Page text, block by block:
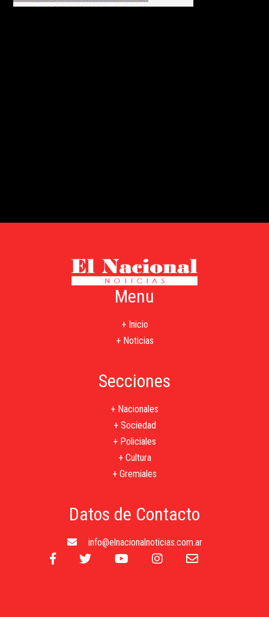
Menu
+ Inicio
+ Noticias
Secciones
+ Nacionales
+ Sociedad
+ Policiales
+ Cultura
+ Gremiales
Datos de Contacto
info@elnacionalnoticias.com.ar